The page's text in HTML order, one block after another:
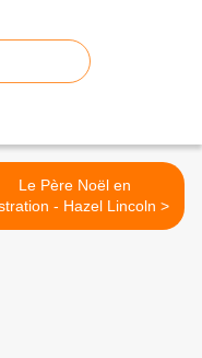
Le Père Noël en
illustration - Hazel Lincoln >